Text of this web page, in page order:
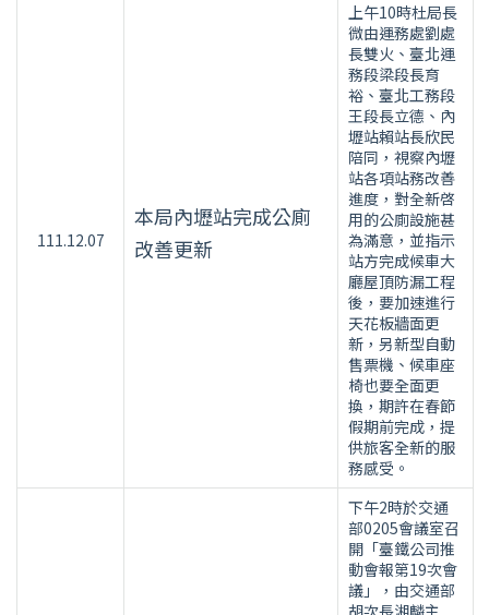
111.12.07
本局內壢站完成公廁
改善更新
上午10時杜局長
微由運務處劉處
長雙火、臺北運
務段梁段長育
裕、臺北工務段
王段長立德、內
壢站賴站長欣民
陪同，視察內壢
站各項站務改善
進度，對全新啓
用的公廁設施甚
為滿意，並指示
站方完成候車大
廳屋頂防漏工程
後，要加速進行
天花板牆面更
新，另新型自動
售票機、候車座
椅也要全面更
換，期許在春節
假期前完成，提
供旅客全新的服
務感受。
下午2時於交通
部0205會議室召
開「臺鐵公司推
動會報第19次會
議」，由交通部
胡次長湘麟主